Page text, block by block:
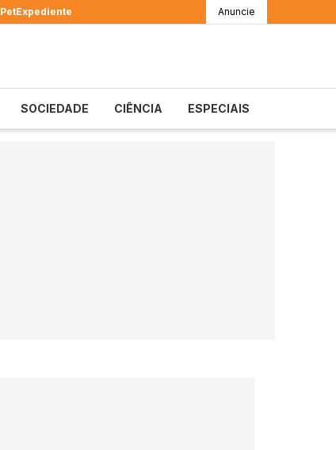
PetExpediente Anuncie
SOCIEDADE CIÊNCIA ESPECIAIS